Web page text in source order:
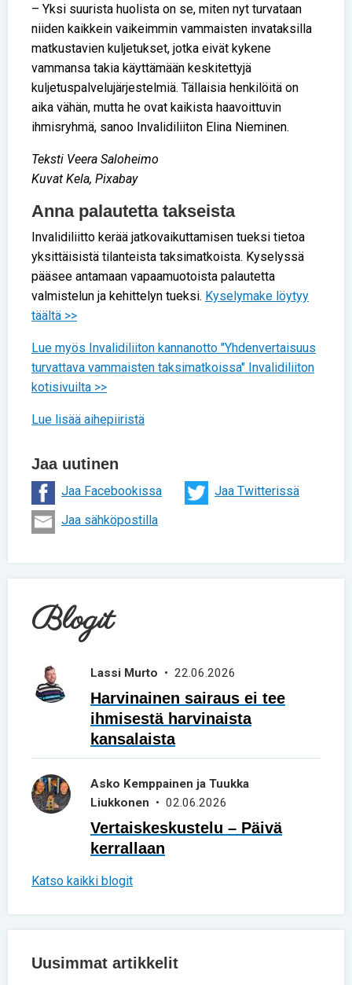
– Yksi suurista huolista on se, miten nyt turvataan
niiden kaikkein vaikeimmin vammaisten invataksilla
matkustavien kuljetukset, jotka eivät kykene
vammansa takia käyttämään keskitettyjä
kuljetuspalvelujärjestelmiä. Tällaisia henkilöitä on
aika vähän, mutta he ovat kaikista haavoittuvin
ihmisryhmä, sanoo Invalidiliiton Elina Nieminen.
Teksti Veera Saloheimo
Kuvat Kela, Pixabay
Anna palautetta takseista
Invalidiliitto kerää jatkovaikuttamisen tueksi tietoa
yksittäisistä tilanteista taksimatkoista. Kyselyssä
pääsee antamaan vapaamuotoista palautetta
valmistelun ja kehittelyn tueksi. Kyselymake löytyy
täältä >>
Lue myös Invalidiliiton kannanotto "Yhdenvertaisuus
turvattava vammaisten taksimatkoissa" Invalidiliiton
kotisivuilta >>
Lue lisää aihepiiristä
Jaa uutinen
Jaa Facebookissa
Jaa Twitterissä
Jaa sähköpostilla
Blogit
Lassi Murto • 22.06.2026
Harvinainen sairaus ei tee
ihmisestä harvinaista
kansalaista
Asko Kemppainen ja Tuukka
Liukkonen • 02.06.2026
Vertaiskeskustelu – Päivä
kerrallaan
Katso kaikki blogit
Uusimmat artikkelit